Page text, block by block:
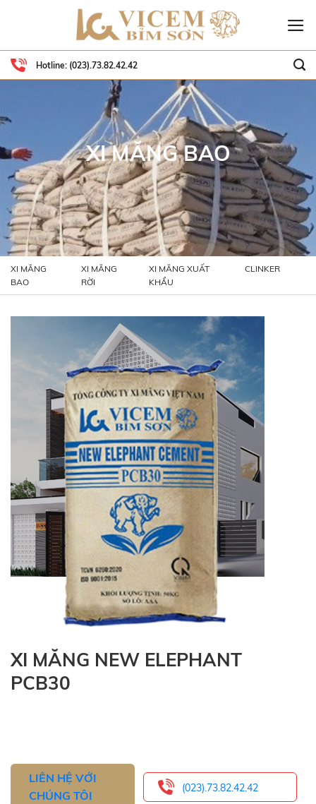
Hotline: (023).73.82.42.42
XI MĂNG BAO
XI MĂNG
BAO
XI MĂNG
RỜI
XI MĂNG XUẤT
KHẨU
CLINKER
XI MĂNG NEW ELEPHANT
PCB30
LIÊN HỆ VỚI
CHÚNG TÔI
(023).73.82.42.42